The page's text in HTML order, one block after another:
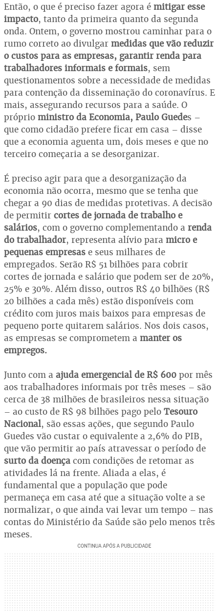
Então, o que é preciso fazer agora é mitigar esse
impacto, tanto da primeira quanto da segunda
onda. Ontem, o governo mostrou caminhar para o
rumo correto ao divulgar medidas que vão reduzir
o custos para as empresas, garantir renda para
trabalhadores informais e formais, sem
questionamentos sobre a necessidade de medidas
para contenção da disseminação do coronavírus. E
mais, assegurando recursos para a saúde. O
próprio ministro da Economia, Paulo Guedes –
que como cidadão prefere ficar em casa – disse
que a economia aguenta um, dois meses e que no
terceiro começaria a se desorganizar.
É preciso agir para que a desorganização da
economia não ocorra, mesmo que se tenha que
chegar a 90 dias de medidas protetivas. A decisão
de permitir cortes de jornada de trabalho e
salários, com o governo complementando a renda
do trabalhador, representa alívio para micro e
pequenas empresas e seus milhares de
empregados. Serão R$ 51 bilhões para cobrir
cortes de jornada e salário que podem ser de 20%,
25% e 30%. Além disso, outros R$ 40 bilhões (R$
20 bilhões a cada mês) estão disponíveis com
crédito com juros mais baixos para empresas de
pequeno porte quitarem salários. Nos dois casos,
as empresas se comprometem a manter os
empregos.
Junto com a ajuda emergencial de R$ 600 por mês
aos trabalhadores informais por três meses – são
cerca de 38 milhões de brasileiros nessa situação
– ao custo de R$ 98 bilhões pago pelo Tesouro
Nacional, são essas ações, que segundo Paulo
Guedes vão custar o equivalente a 2,6% do PIB,
que vão permitir ao país atravessar o período de
surto da doença com condições de retomar as
atividades lá na frente. Aliada a elas, é
fundamental que a população que pode
permaneça em casa até que a situação volte a se
normalizar, o que ainda vai levar um tempo – nas
contas do Ministério da Saúde são pelo menos três
meses.